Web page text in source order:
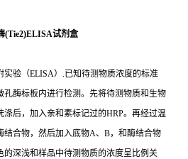
(Tie2)ELISA试剂盒
实验（ELISA）.已知待测物质浓度的标准
孔酶标板内进行检测。先将待测物质和生物
后，加入亲和素标记过的HRP。再经过温
结合物，然后加入底物A、B，和酶结合物
的深浅和样品中待测物质的浓度呈比例关